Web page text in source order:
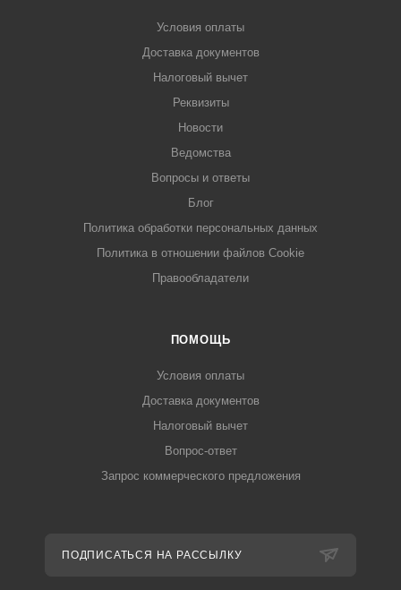
Условия оплаты
Доставка документов
Налоговый вычет
Реквизиты
Новости
Ведомства
Вопросы и ответы
Блог
Политика обработки персональных данных
Политика в отношении файлов Cookie
Правообладатели
ПОМОЩЬ
Условия оплаты
Доставка документов
Налоговый вычет
Вопрос-ответ
Запрос коммерческого предложения
ПОДПИСАТЬСЯ НА РАССЫЛКУ